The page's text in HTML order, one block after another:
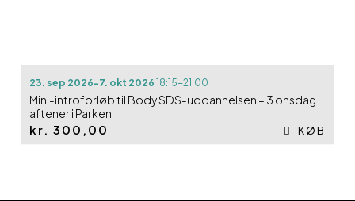
23. sep 2026-7. okt 2026 18:15-21:00
Mini-introforløb til Body SDS-uddannelsen – 3 onsdag
aftener i Parken
kr. 300,00 KØB